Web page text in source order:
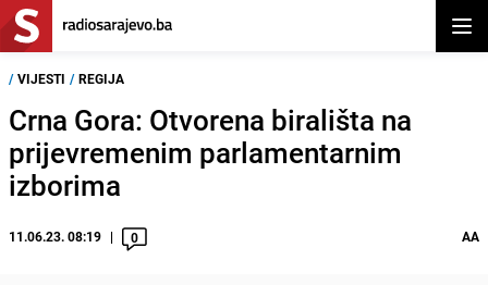
/ VIJESTI / REGIJA
Crna Gora: Otvorena birališta na
prijevremenim parlamentarnim
izborima
11.06.23. 08:19 0 AA